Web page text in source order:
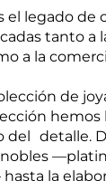
el legado de
tanto a
a la
de
hemos
del detalle.
la